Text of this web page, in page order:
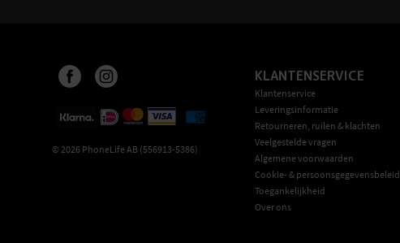
© 2026 PhoneLife AB (556913-5386)
KLANTENSERVICE
Klantenservice
Leveringsinformatie
Retourneren, ruilen & klachten
Veelgestelde vragen
Algemene voorwaarden
Cookie- & persoonsgegevensbeleid
Toegankelijkheid
Over ons